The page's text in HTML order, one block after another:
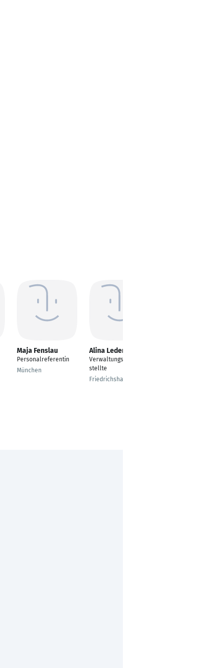
Maja Fenslau
Personalreferentin
München
Alina Lederle
Verwaltungsfachange
stellte
Friedrichshafen